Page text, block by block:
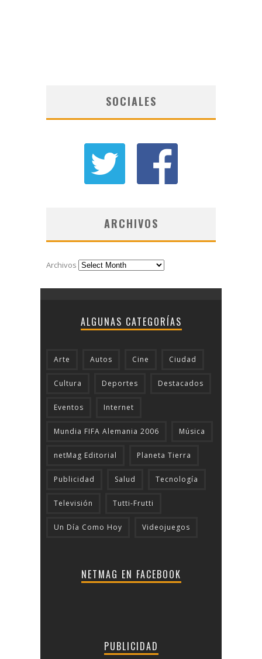
SOCIALES
ARCHIVOS
Archivos
ALGUNAS CATEGORÍAS
Arte Autos Cine Ciudad
Cultura Deportes Destacados
Eventos Internet
Mundia FIFA Alemania 2006 Música
netMag Editorial Planeta Tierra
Publicidad Salud Tecnologí­a
Televisión Tutti-Frutti
Un Día Como Hoy Videojuegos
NETMAG EN FACEBOOK
PUBLICIDAD